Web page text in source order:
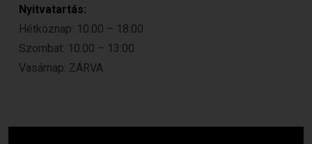
Nyitvatartás:
Hétköznap: 10:00 – 18:00
Szombat: 10:00 – 13:00
Vasárnap: ZÁRVA